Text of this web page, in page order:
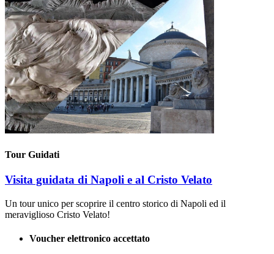
Tour Guidati
Visita guidata di Napoli e al Cristo Velato
Un tour unico per scoprire il centro storico di Napoli ed il
meraviglioso Cristo Velato!
Voucher elettronico accettato